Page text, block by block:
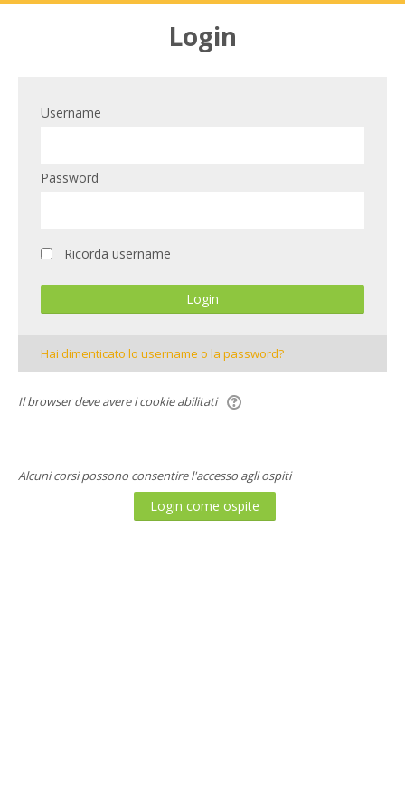
Login
Username
Password
Ricorda username
Hai dimenticato lo username o la password?
Il browser deve avere i cookie abilitati
Alcuni corsi possono consentire l'accesso agli ospiti